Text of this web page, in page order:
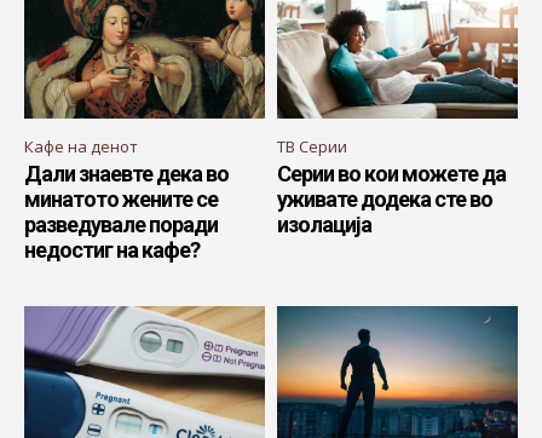
Кафе на денот
Дали знаевте дека во
минатото жените се
разведувале поради
недостиг на кафе?
ТВ Серии
Серии во кои можете да
уживате додека сте во
изолација